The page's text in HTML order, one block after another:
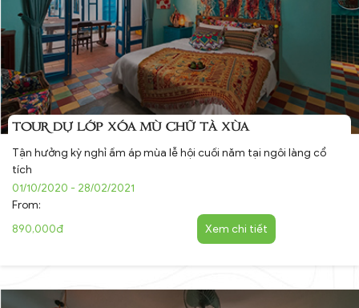
TOUR DỰ LỚP XÓA MÙ CHỮ TÀ XÙA
Tận hưởng kỳ nghỉ ấm áp mùa lễ hội cuối năm tại ngôi làng cổ
tích
01/10/2020 - 28/02/2021
From:
890,000đ
Xem chi tiết